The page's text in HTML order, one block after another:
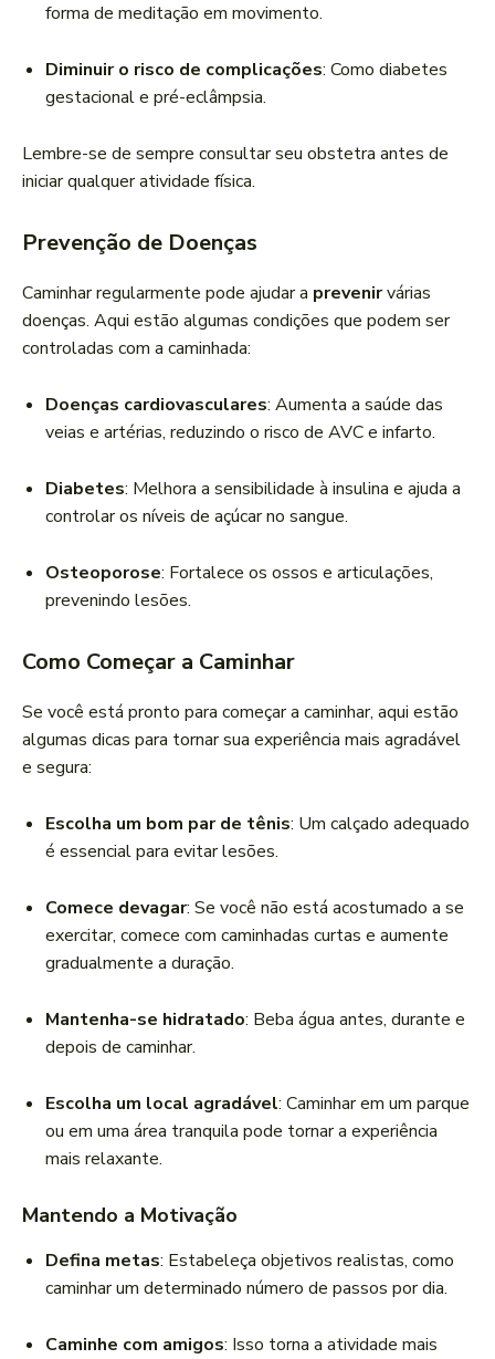
forma de meditação em movimento.
Diminuir o risco de complicações: Como diabetes
gestacional e pré-eclâmpsia.
Lembre-se de sempre consultar seu obstetra antes de
iniciar qualquer atividade física.
Prevenção de Doenças
Caminhar regularmente pode ajudar a prevenirvárias
doenças. Aqui estão algumas condições que podem ser
controladas com a caminhada:
Doenças cardiovasculares: Aumenta a saúde das
veias e artérias, reduzindo o risco de AVC e infarto.
Diabetes: Melhora a sensibilidade à insulina e ajuda a
controlar os níveis de açúcar no sangue.
Osteoporose: Fortalece os ossos e articulações,
prevenindo lesões.
Como Começar a Caminhar
Se você está pronto para começar a caminhar, aqui estão
algumas dicas para tornar sua experiência mais agradável
e segura:
Escolha um bom par de tênis: Um calçado adequado
é essencial para evitar lesões.
Comece devagar: Se você não está acostumado a se
exercitar, comece com caminhadas curtas e aumente
gradualmente a duração.
Mantenha-se hidratado: Beba água antes, durante e
depois de caminhar.
Escolha um local agradável: Caminhar em um parque
ou em uma área tranquila pode tornar a experiência
mais relaxante.
Mantendo a Motivação
Defina metas: Estabeleça objetivos realistas, como
caminhar um determinado número de passos por dia.
Caminhe com amigos: Isso torna a atividade mais